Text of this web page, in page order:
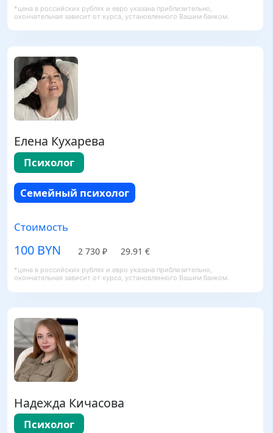
*цена в российских рублях и евро указана приблизительно,
окончательная зависит от курса, установленного Вашим банком.
Елена Кухарева
Психолог
Семейный психолог
Стоимость
100 BYN 2 730 ₽ 29.91 €
*цена в российских рублях и евро указана приблизительно,
окончательная зависит от курса, установленного Вашим банком.
Надежда Кичасова
Психолог